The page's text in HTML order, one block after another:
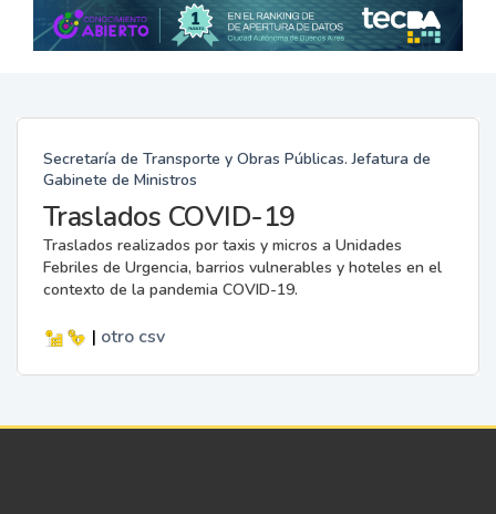
Secretaría de Transporte y Obras Públicas. Jefatura de
Gabinete de Ministros
Traslados COVID-19
Traslados realizados por taxis y micros a Unidades
Febriles de Urgencia, barrios vulnerables y hoteles en el
contexto de la pandemia COVID-19.
| otro csv